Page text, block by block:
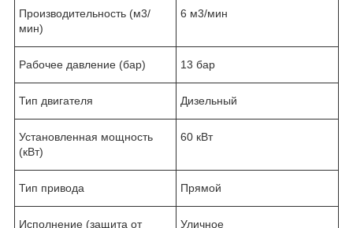
Производительность (м3/
мин)
6 м3/мин
Рабочее давление (бар) 13 бар
Тип двигателя Дизельный
Установленная мощность
(кВт)
60 кВт
Тип привода Прямой
Исполнение (защита от Уличное